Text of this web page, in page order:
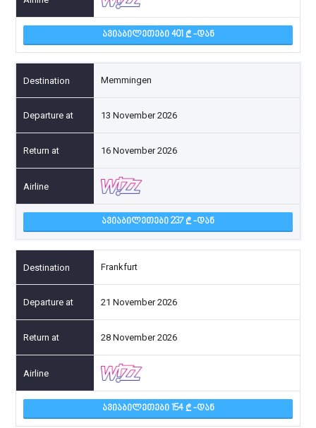
ᲐᲕᲘᲐᲑᲘᲚᲔᲗᲔᲑᲘ 401 -ᲓᲐᲜ
Memmingen
13 November 2026
16 November 2026
ᲐᲕᲘᲐᲑᲘᲚᲔᲗᲔᲑᲘ 237 -ᲓᲐᲜ
Frankfurt
21 November 2026
28 November 2026
ᲐᲕᲘᲐᲑᲘᲚᲔᲗᲔᲑᲘ 154 -ᲓᲐᲜ